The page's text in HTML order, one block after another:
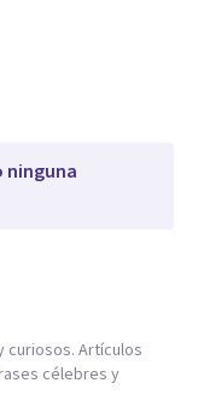
ninguna
curiosos. Artículos
célebres y